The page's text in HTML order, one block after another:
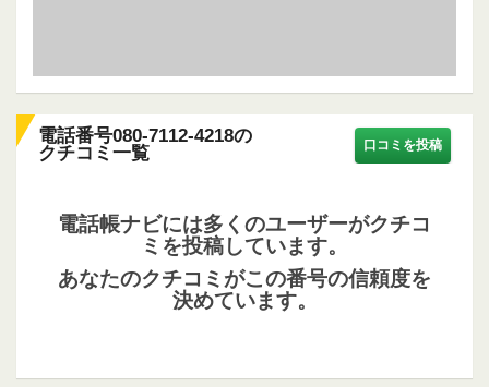
電話番号080-7112-4218の
クチコミ一覧
口コミを投稿
電話帳ナビには多くのユーザーがクチコ
ミを投稿しています。
あなたのクチコミがこの番号の信頼度を
決めています。